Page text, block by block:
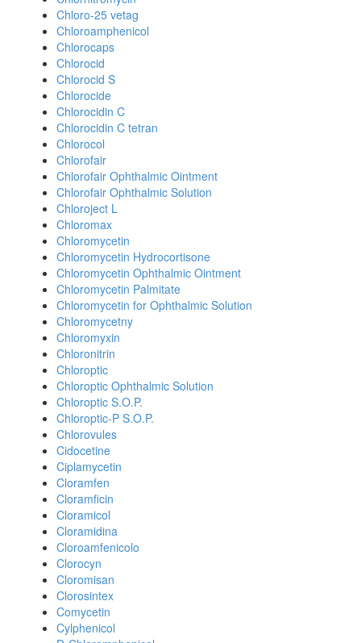
Chloro-25 vetag
Chloroamphenicol
Chlorocaps
Chlorocid
Chlorocid S
Chlorocide
Chlorocidin C
Chlorocidin C tetran
Chlorocol
Chlorofair
Chlorofair Ophthalmic Ointment
Chlorofair Ophthalmic Solution
Chloroject L
Chloromax
Chloromycetin
Chloromycetin Hydrocortisone
Chloromycetin Ophthalmic Ointment
Chloromycetin Palmitate
Chloromycetin for Ophthalmic Solution
Chloromycetny
Chloromyxin
Chloronitrin
Chloroptic
Chloroptic Ophthalmic Solution
Chloroptic S.O.P.
Chloroptic-P S.O.P.
Chlorovules
Cidocetine
Ciplamycetin
Cloramfen
Cloramficin
Cloramicol
Cloramidina
Cloroamfenicolo
Clorocyn
Cloromisan
Clorosintex
Comycetin
Cylphenicol